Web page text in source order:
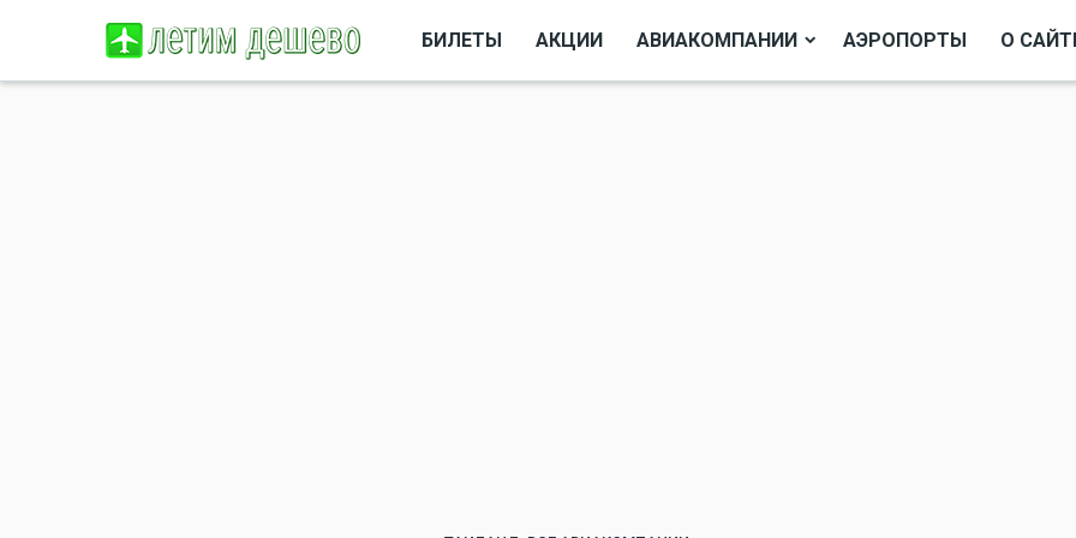
БИЛЕТЫ АКЦИИ АВИАКОМПАНИИ АЭРОПОРТЫ О